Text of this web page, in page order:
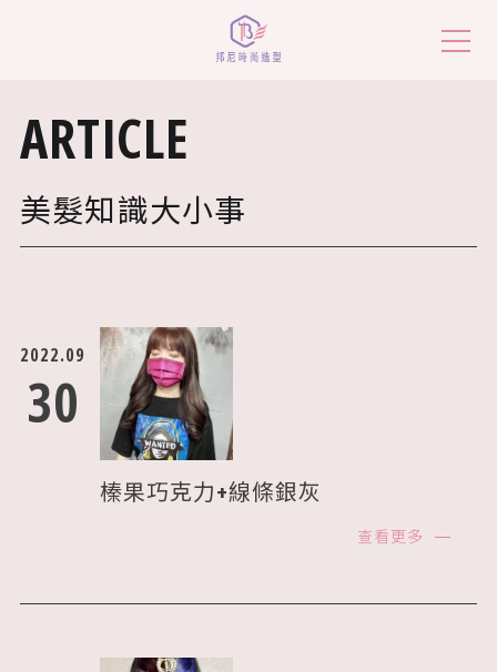
美髮知識大小事
價目表
預約諮詢
人力招募
ARTICLE
美髮知識大小事
2022.09
30
榛果巧克力+線條銀灰
查看更多